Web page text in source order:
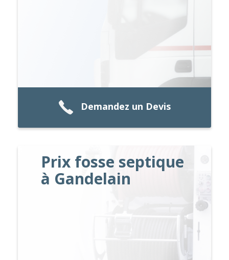
Demandez un Devis
Prix fosse septique
à Gandelain